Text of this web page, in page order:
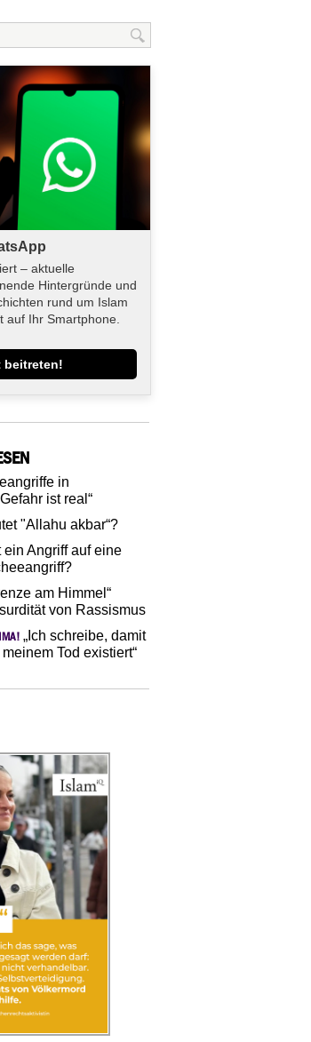
– aktuelle
Hintergründe und
rund um Islam
auf Ihr Smartphone.
beitreten!
in
ist real“
"Allahu akbar“?
ein Angriff auf eine
am Himmel“
von Rassismus
„Ich schreibe, damit
Tod existiert“